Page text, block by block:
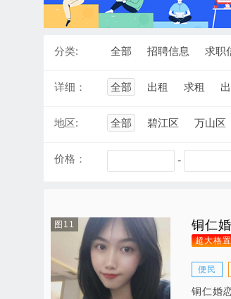
分类: 全部 招聘信息 求职
详细： 全部 出租 求租
地区: 全部 碧江区 万山区
价格： -
图11 铜仁
超大格
便民
铜仁婚